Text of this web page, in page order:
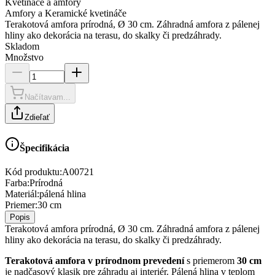
Amfory a Keramické kvetináče
Terakotová amfora prírodná, Ø 30 cm. Záhradná amfora z pálenej
hliny ako dekorácia na terasu, do skalky či predzáhrady.
Skladom
Množstvo
Načítavam...
Zdieľať
Špecifikácia
Kód produktu:A00721
Farba:Prírodná
Materiál:pálená hlina
Priemer:30 cm
Popis
Terakotová amfora prírodná, Ø 30 cm. Záhradná amfora z pálenej
hliny ako dekorácia na terasu, do skalky či predzáhrady.
Terakotová amfora v prírodnom prevedenís priemerom 30 cm
je nadčasový klasik pre záhradu aj interiér. Pálená hlina v teplom